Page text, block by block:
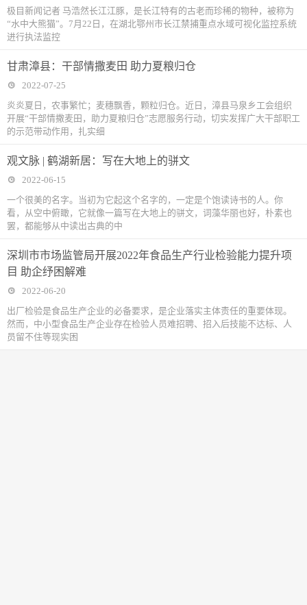
极目新闻记者 马浩然长江江豚，是长江特有的古老而珍稀的物种，被称为
“水中大熊猫”。7月22日，在湖北鄂州市长江禁捕重点水域可视化监控系统
进行执法监控
甘肃漳县：干部情撒麦田 助力夏粮归仓
2022-07-25
炎炎夏日，农事繁忙；麦穗飘香，颗粒归仓。近日，漳县马泉乡工会组织
开展“干部情撒麦田，助力夏粮归仓”志愿服务行动，切实发挥广大干部职工
的示范带动作用，扎实细
观文脉 | 鹤湖新居：写在大地上的骈文
2022-06-15
一个很美的名字。当初为它起这个名字的，一定是个饱读诗书的人。你
看，从空中俯瞰，它就像一篇写在大地上的骈文，词藻华丽也好，朴素也
罢，都能够从中读出古典的中
深圳市市场监管局开展2022年食品生产行业检验能力提升项
目 助企纾困解难
2022-06-20
出厂检验是食品生产企业的必备要求，是企业落实主体责任的重要体现。
然而，中小型食品生产企业存在检验人员难招聘、招入后技能不达标、人
员留不住等现实困